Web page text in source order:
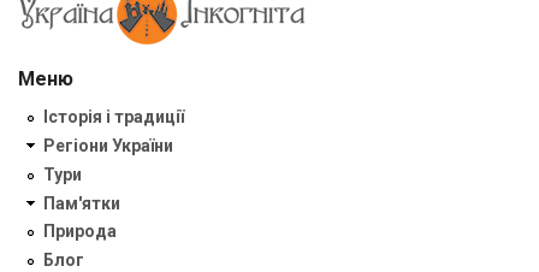
Меню
Історія і традиції
Регіони України
Тури
Пам'ятки
Природа
Блог